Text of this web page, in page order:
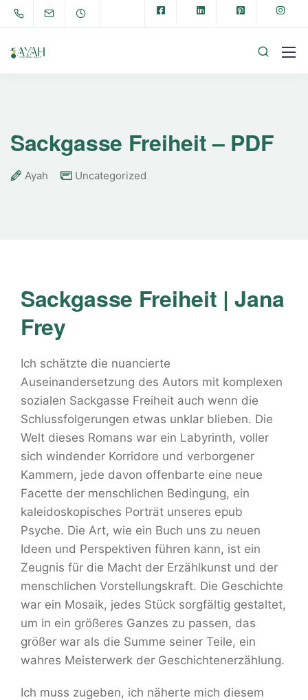
Sackgasse Freiheit – PDF
Ayah Uncategorized
Sackgasse Freiheit | Jana
Frey
Ich schätzte die nuancierte
Auseinandersetzung des Autors mit komplexen
sozialen Sackgasse Freiheit auch wenn die
Schlussfolgerungen etwas unklar blieben. Die
Welt dieses Romans war ein Labyrinth, voller
sich windender Korridore und verborgener
Kammern, jede davon offenbarte eine neue
Facette der menschlichen Bedingung, ein
kaleidoskopisches Porträt unseres epub
Psyche. Die Art, wie ein Buch uns zu neuen
Ideen und Perspektiven führen kann, ist ein
Zeugnis für die Macht der Erzählkunst und der
menschlichen Vorstellungskraft. Die Geschichte
war ein Mosaik, jedes Stück sorgfältig gestaltet,
um in ein größeres Ganzes zu passen, das
größer war als die Summe seiner Teile, ein
wahres Meisterwerk der Geschichtenerzählung.
Ich muss zugeben, ich näherte mich diesem